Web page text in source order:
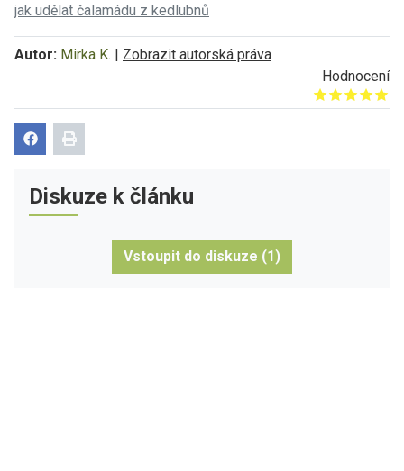
jak udělat čalamádu z kedlubnů
Autor: Mirka K. | Zobrazit autorská práva
Hodnocení
Give it 1/5
Give it 2/5
Give it 3/5
Give it 4/5
Give it 5/5
Diskuze k článku
Vstoupit do diskuze (1)